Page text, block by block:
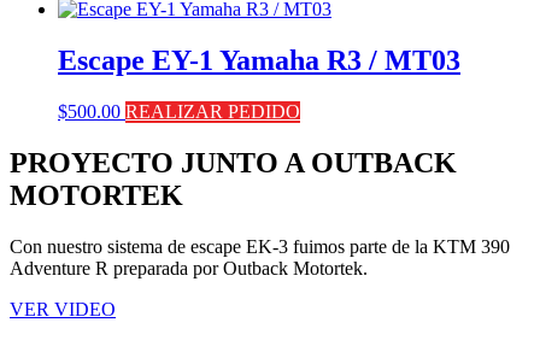
Escape EY-1 Yamaha R3 / MT03
$500.00 REALIZAR PEDIDO
PROYECTO JUNTO A OUTBACK
MOTORTEK ​
Con nuestro sistema de escape EK-3 fuimos parte de la KTM 390
Adventure R preparada por Outback Motortek.
VER VIDEO